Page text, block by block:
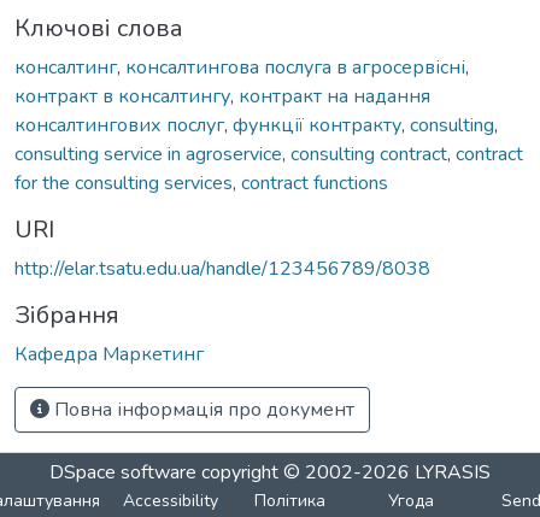
Ключові слова
консалтинг, консалтингова послуга в агросервісні,
контракт в консалтингу, контракт на надання
консалтингових послуг, функції контракту, consulting,
consulting service in agroservice, consulting contract, contract
for the consulting services, contract functions
URI
http://elar.tsatu.edu.ua/handle/123456789/8038
Зібрання
Кафедра Маркетинг
Повна інформація про документ
DSpace software copyright © 2002-2026 LYRASIS
Accessibility
Політика
Угода
Send